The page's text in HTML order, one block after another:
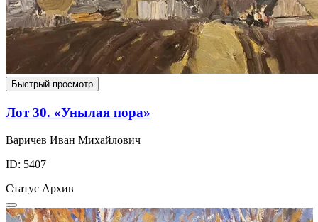
Быстрый просмотр
Лот 30. «Унылая пора»
Варичев Иван Михайлович
ID: 5407
Статус Архив